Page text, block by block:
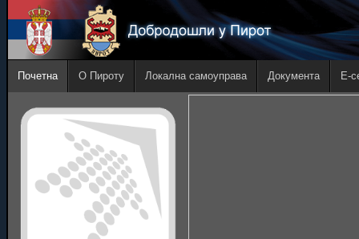
Почетна О Пироту Локална самоуправа Документа E-